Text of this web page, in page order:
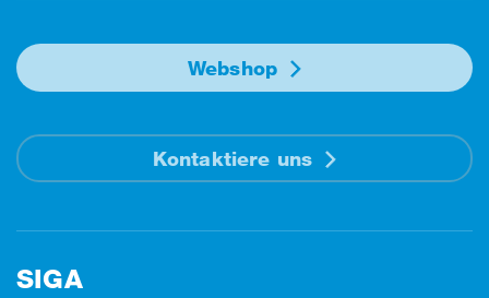
Webshop
Kontaktiere uns
SIGA